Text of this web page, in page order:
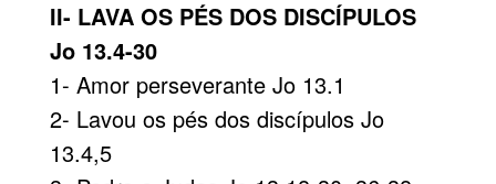
II- LAVA OS PÉS DOS DISCÍPULOS
Jo 13.4-30
1- Amor perseverante Jo 13.1
2- Lavou os pés dos discípulos Jo
13.4,5